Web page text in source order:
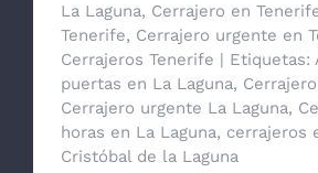
La Laguna, Cerrajero en
Tenerife, Cerrajero urgente en
Cerrajeros Tenerife
Etiquetas:
puertas en La Laguna,
Cerrajero urgente La Laguna,
horas en La Laguna, cerrajeros
Cristóbal de la Laguna